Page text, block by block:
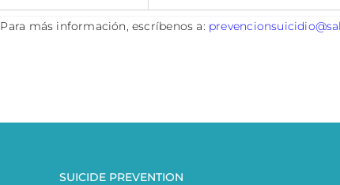
Para más información, escríbenos a:
SUICIDE PREVENTION